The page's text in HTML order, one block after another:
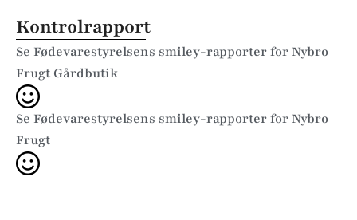
Kontrolrapport
Se Fødevarestyrelsens smiley-rapporter for Nybro
Frugt Gårdbutik
Se Fødevarestyrelsens smiley-rapporter for Nybro
Frugt